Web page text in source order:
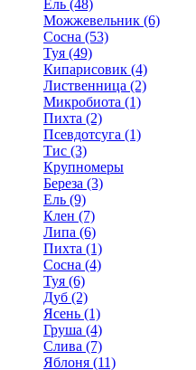
Ель (48)
Можжевельник (6)
Сосна (53)
Туя (49)
Кипарисовик (4)
Лиственница (2)
Микробиота (1)
Пихта (2)
Псевдотсуга (1)
Тис (3)
Крупномеры
Береза (3)
Ель (9)
Клен (7)
Липа (6)
Пихта (1)
Сосна (4)
Туя (6)
Дуб (2)
Ясень (1)
Груша (4)
Слива (7)
Яблоня (11)